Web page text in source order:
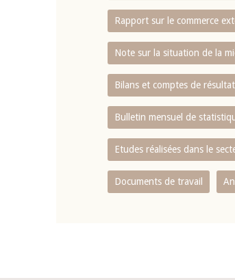
Rapport sur le commerce
Note sur la situation de la
Bilans et comptes de
Bulletin mensuel de
Etudes réalisées dans le
Documents de travail